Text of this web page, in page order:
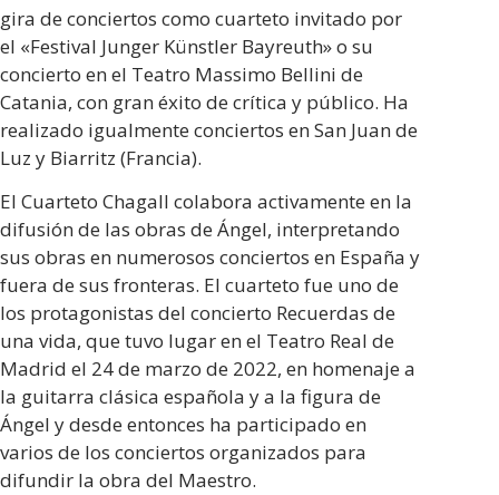
gira de conciertos como cuarteto invitado por
el «Festival Junger Künstler Bayreuth» o su
concierto en el Teatro Massimo Bellini de
Catania, con gran éxito de crítica y público. Ha
realizado igualmente conciertos en San Juan de
Luz y Biarritz (Francia).
El Cuarteto Chagall colabora activamente en la
difusión de las obras de Ángel, interpretando
sus obras en numerosos conciertos en España y
fuera de sus fronteras. El cuarteto fue uno de
los protagonistas del concierto Recuerdas de
una vida, que tuvo lugar en el Teatro Real de
Madrid el 24 de marzo de 2022, en homenaje a
la guitarra clásica española y a la figura de
Ángel y desde entonces ha participado en
varios de los conciertos organizados para
difundir la obra del Maestro.